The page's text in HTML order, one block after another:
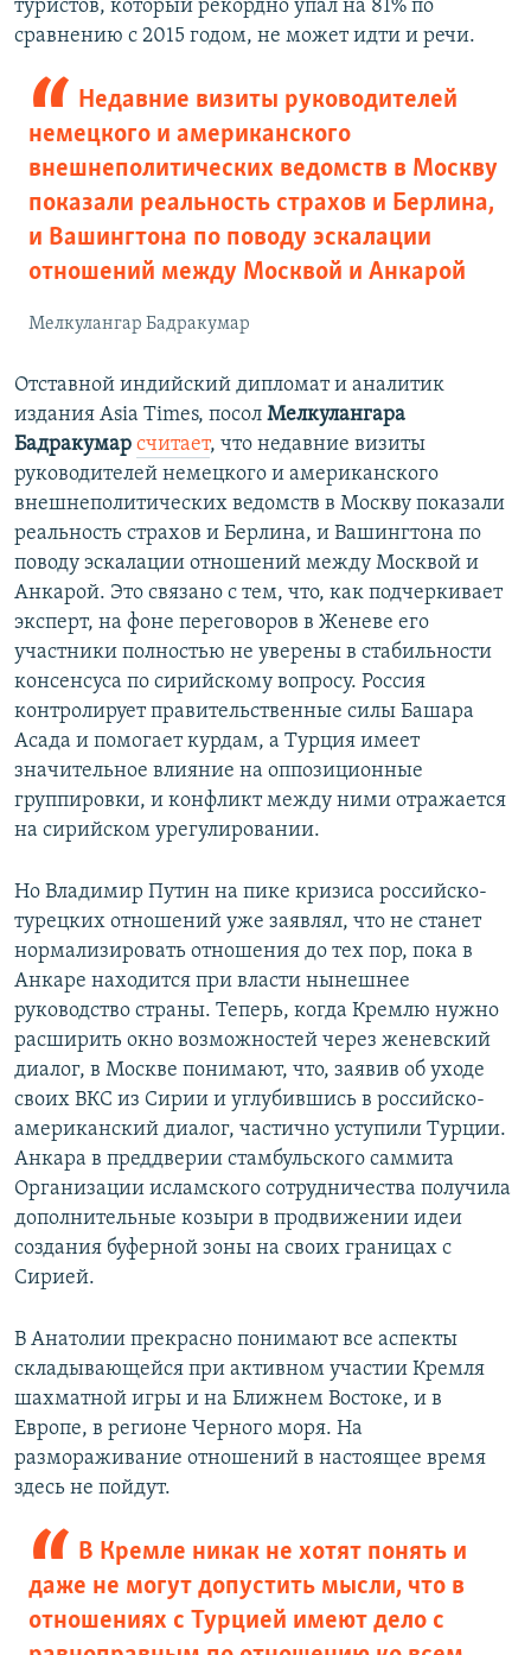
туристов, который рекордно упал на 81% по
сравнению с 2015 годом, не может идти и речи.
Недавние визиты руководителей
немецкого и американского
внешнеполитических ведомств в Москву
показали реальность страхов и Берлина,
и Вашингтона по поводу эскалации
отношений между Москвой и Анкарой
Мелкулангар Бадракумар
Отставной индийский дипломат и аналитик
издания Asia Times, посол Мелкулангара
Бадракумар считает, что недавние визиты
руководителей немецкого и американского
внешнеполитических ведомств в Москву показали
реальность страхов и Берлина, и Вашингтона по
поводу эскалации отношений между Москвой и
Анкарой. Это связано с тем, что, как подчеркивает
эксперт, на фоне переговоров в Женеве его
участники полностью не уверены в стабильности
консенсуса по сирийскому вопросу. Россия
контролирует правительственные силы Башара
Асада и помогает курдам, а Турция имеет
значительное влияние на оппозиционные
группировки, и конфликт между ними отражается
на сирийском урегулировании.
Но Владимир Путин на пике кризиса российско-
турецких отношений уже заявлял, что не станет
нормализировать отношения до тех пор, пока в
Анкаре находится при власти нынешнее
руководство страны. Теперь, когда Кремлю нужно
расширить окно возможностей через женевский
диалог, в Москве понимают, что, заявив об уходе
своих ВКС из Сирии и углубившись в российско-
американский диалог, частично уступили Турции.
Анкара в преддверии стамбульского саммита
Организации исламского сотрудничества получила
дополнительные козыри в продвижении идеи
создания буферной зоны на своих границах с
Сирией.
В Анатолии прекрасно понимают все аспекты
складывающейся при активном участии Кремля
шахматной игры и на Ближнем Востоке, и в
Европе, в регионе Черного моря. На
размораживание отношений в настоящее время
здесь не пойдут.
В Кремле никак не хотят понять и
даже не могут допустить мысли, что в
отношениях с Турцией имеют дело с